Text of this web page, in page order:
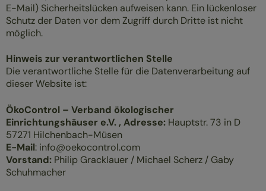
E-Mail) Sicherheitslücken aufweisen kann. Ein lückenloser
Schutz der Daten vor dem Zugriff durch Dritte ist nicht
möglich.
Hinweis zur verantwortlichen Stelle
Die verantwortliche Stelle für die Datenverarbeitung auf
dieser Website ist:
ÖkoControl – Verband ökologischer
Einrichtungshäuser e.V. , Adresse: Hauptstr. 73 in D
57271 Hilchenbach-Müsen
E-Mail: info@oekocontrol.com
Vorstand: Philip Gracklauer / Michael Scherz / Gaby
Schuhmacher